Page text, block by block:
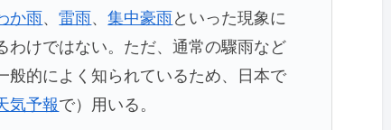
か雨、雷雨、集中豪雨といった現象に
わけではない。ただ、通常の驟雨など
般的によく知られているため、日本で
気予報で）用いる。